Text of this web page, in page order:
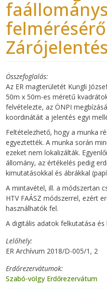
Zárójelentés
Összefoglalás
Az ER magterületét Kungli
50m x 50m-es méretű
felvételezte, az ÖNPI
koordinátáit a jelentés egyi
Feltételezhető, hogy a munka
egyeztették. A munka során
ezeket nem lokalizálták.
állomány, az értékelés pedig
kimutatásokkal és ábrákkal
A mintavétel, ill. a módszertan
HTV FAÁSZ módszerrel, ezért
használhatók fel.
A digitális adatok felkutatása
Lelőhely
ER Archívum 2018/D-005/1, 2
Erdőrezervátumok
Szabó-völgy Erdőrezervátum